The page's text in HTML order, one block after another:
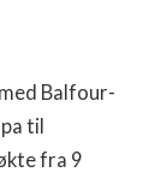
Balfour-
til
fra 9